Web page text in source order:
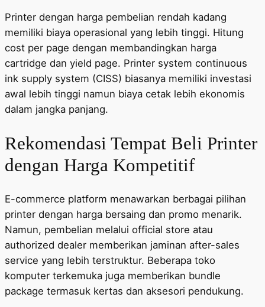
Printer dengan harga pembelian rendah kadang
memiliki biaya operasional yang lebih tinggi. Hitung
cost per page dengan membandingkan harga
cartridge dan yield page. Printer system continuous
ink supply system (CISS) biasanya memiliki investasi
awal lebih tinggi namun biaya cetak lebih ekonomis
dalam jangka panjang.
Rekomendasi Tempat Beli Printer
dengan Harga Kompetitif
E-commerce platform menawarkan berbagai pilihan
printer dengan harga bersaing dan promo menarik.
Namun, pembelian melalui official store atau
authorized dealer memberikan jaminan after-sales
service yang lebih terstruktur. Beberapa toko
komputer terkemuka juga memberikan bundle
package termasuk kertas dan aksesori pendukung.